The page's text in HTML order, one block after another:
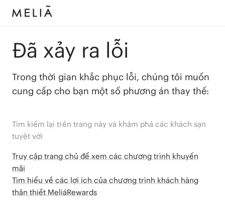
Đã xảy ra lỗi
Trong thời gian khắc phục lỗi, chúng tôi muốn
cung cấp cho bạn một số phương án thay thế:
Tìm kiếm lại trên trang này và khám phá các khách sạn
tuyệt vời
Truy cập trang chủ để xem các chương trình khuyến
mãi
Tìm hiểu về các lợi ích của chương trình khách hàng
thân thiết MeliáRewards